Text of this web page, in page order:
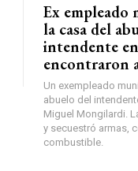
Ex empleado
la casa del
intendente
encontraron
Un exempleado
abuelo del
Miguel Mongilardi.
y secuestró armas,
combustible.